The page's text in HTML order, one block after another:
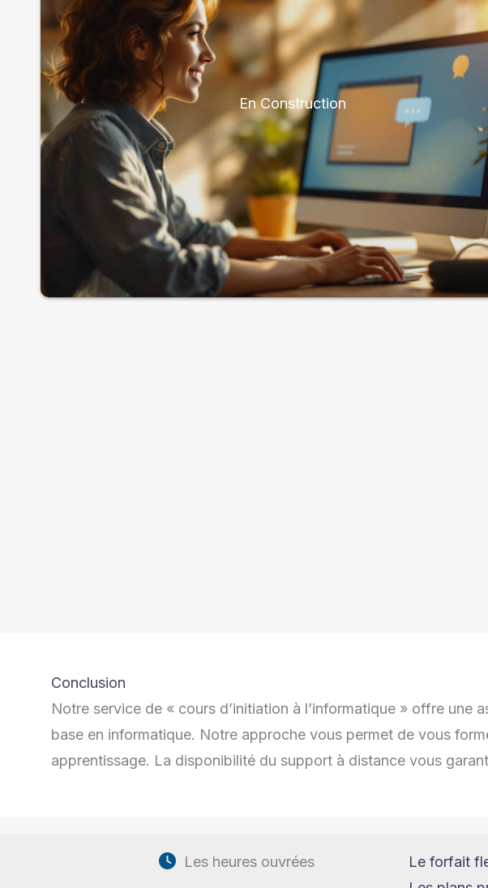
En Construction
Conclusion
Notre service de « cours d’initiation à l’informatique » offre
base en informatique. Notre approche vous permet de vous
apprentissage. La disponibilité du support à distance vous
Les heures ouvrées
Le forfait